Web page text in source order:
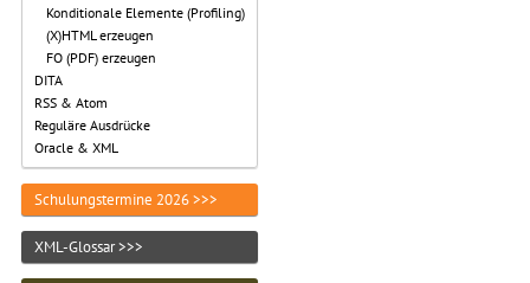
Konditionale Elemente (Profiling)
(X)HTML erzeugen
FO (PDF) erzeugen
DITA
RSS & Atom
Reguläre Ausdrücke
Oracle & XML
Schulungstermine 2026 >>>
XML-Glossar >>>